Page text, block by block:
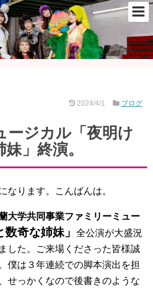
2024/4/1 ブログ
ージカル「夜明け
」終演。
なります。こんばんは。
大学共同事業ファミリーミュー
奇な姉妹」
全公演が大盛況
した。ご来場くださった皆様誠
僕は３年連続での脚本演出を担
せっかくなので後書きのような